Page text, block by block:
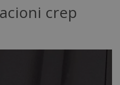
crep